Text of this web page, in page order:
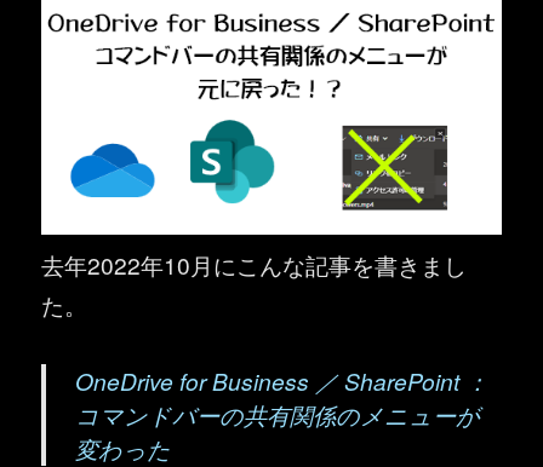
去年2022年10月にこんな記事を書きまし
た。
OneDrive for Business ／ SharePoint ：
コマンドバーの共有関係のメニューが
変わった